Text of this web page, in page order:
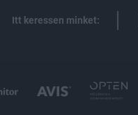
Itt keressen minket: